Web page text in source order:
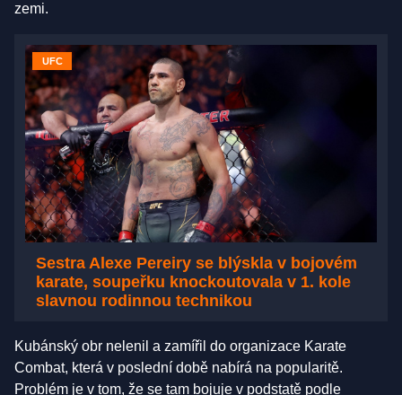
zemi.
UFC
Sestra Alexe Pereiry se blýskla v bojovém
karate, soupeřku knockoutovala v 1. kole
slavnou rodinnou technikou
Kubánský obr nelenil a zamířil do organizace Karate
Combat, která v poslední době nabírá na popularitě.
Problém je v tom, že se tam bojuje v podstatě podle